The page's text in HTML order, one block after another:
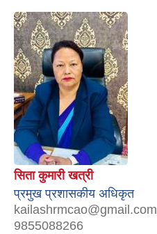
सिता कुमारी खत्री
प्रमुख प्रशासकीय अधिकृत
kailashrmcao@gmail.com
9855088266